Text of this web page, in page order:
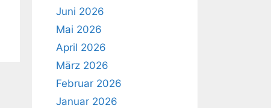
Juni 2026
Mai 2026
April 2026
März 2026
Februar 2026
Januar 2026